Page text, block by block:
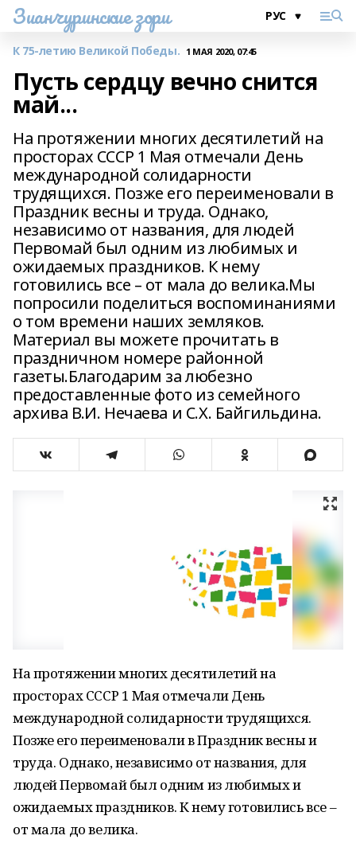
Зианчуринские зори
К 75-летию Великой Победы. 1 МАЯ 2020, 07:45
Пусть сердцу вечно снится
май...
На протяжении многих десятилетий на
просторах СССР 1 Мая отмечали День
международной солидарности
трудящихся. Позже его переименовали в
Праздник весны и труда. Однако,
независимо от названия, для людей
Первомай был одним из любимых и
ожидаемых праздников. К нему
готовились все – от мала до велика.Мы
попросили поделиться воспоминаниями
о том времени наших земляков.
Материал вы можете прочитать в
праздничном номере районной
газеты.Благодарим за любезно
предоставленные фото из семейного
архива В.И. Нечаева и С.Х. Байгильдина.
На протяжении многих десятилетий на
просторах СССР 1 Мая отмечали День
международной солидарности трудящихся.
Позже его переименовали в Праздник весны и
труда. Однако, независимо от названия, для
людей Первомай был одним из любимых и
ожидаемых праздников. К нему готовились все –
от мала до велика.